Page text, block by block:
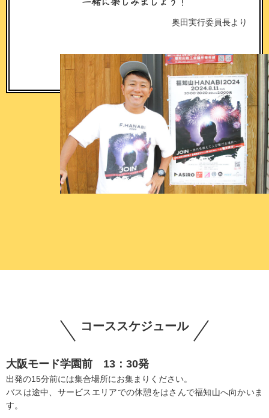
奥田実行委員長より
コーススケジュール
大阪モード学園前 13：30発
出発の15分前には集合場所にお集まりください。
バスは途中、サービスエリアでの休憩をはさんで福知山へ向かいま
す。